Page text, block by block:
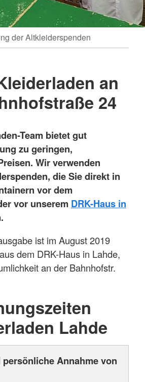
der Altkleiderspenden
an
24
Team bietet gut
zu geringen,
Wir verwenden
die Sie direkt in
vor dem
vor unserem DRK-Haus in
ist im August 2019
dem DRK-Haus in Lahde,
an der Bahnhofstr.
Lahde
Annahme von